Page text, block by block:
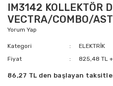
IM3142 KOLLEKTÖR
VECTRA/COMBO/
Yorum Yap
Kategori
ELEKTRİK
Fiyat
825,48 TL +
86,27 TL den başlayan